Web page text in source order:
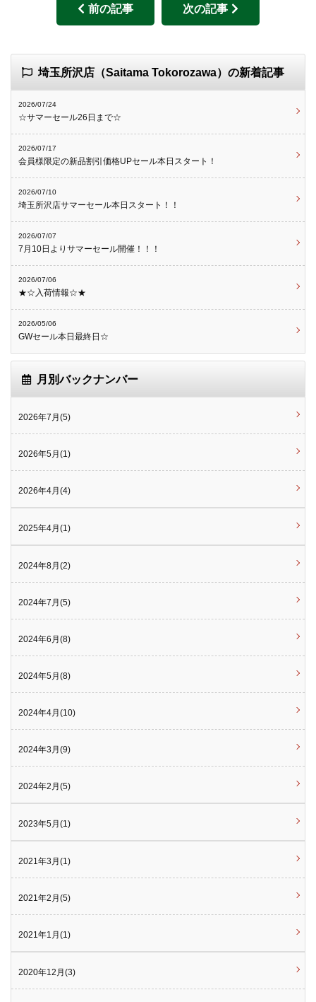
前の記事 次の記事
埼玉所沢店（Saitama Tokorozawa）の新着記事
2026/07/24
☆サマーセール26日まで☆
2026/07/17
会員様限定の新品割引価格UPセール本日スタート！
2026/07/10
埼玉所沢店サマーセール本日スタート！！
2026/07/07
7月10日よりサマーセール開催！！！
2026/07/06
★☆入荷情報☆★
2026/05/06
GWセール本日最終日☆
月別バックナンバー
2026年7月(5)
2026年5月(1)
2026年4月(4)
2025年4月(1)
2024年8月(2)
2024年7月(5)
2024年6月(8)
2024年5月(8)
2024年4月(10)
2024年3月(9)
2024年2月(5)
2023年5月(1)
2021年3月(1)
2021年2月(5)
2021年1月(1)
2020年12月(3)